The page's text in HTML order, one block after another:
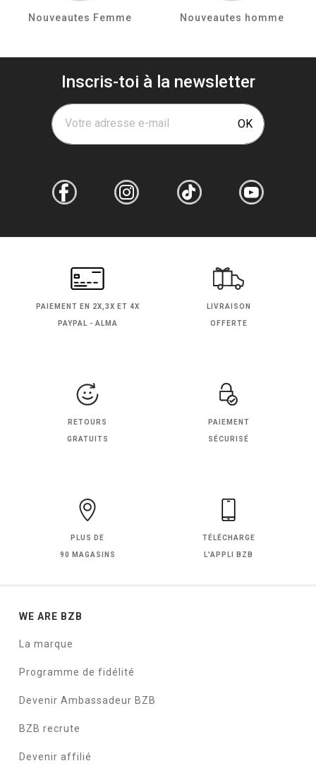
Nouveautes Femme Nouveautes homme
Inscris-toi à la newsletter
Votre adresse e-mail OK
PAIEMENT EN 2X,3X ET 4X
PAYPAL - ALMA
LIVRAISON
OFFERTE
RETOURS
GRATUITS
PAIEMENT
SÉCURISÉ
PLUS DE
90 MAGASINS
TÉLÉCHARGE
L'APPLI BZB
WE ARE BZB
La marque
Programme de fidélité
Devenir Ambassadeur BZB
BZB recrute
Devenir affilié